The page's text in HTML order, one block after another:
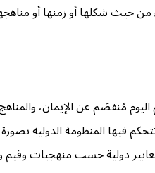
من حيث شكلها أو زمنها أو
اليوم مُنفصَم عن الإيمان،
فيها المنظومة الدولية
دولية حسب منهجيات وقيم